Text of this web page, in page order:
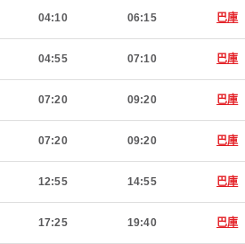
04:10 06:15 巴庫
04:55 07:10 巴庫
07:20 09:20 巴庫
07:20 09:20 巴庫
12:55 14:55 巴庫
17:25 19:40 巴庫